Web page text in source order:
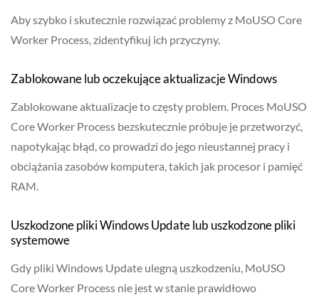
Aby szybko i skutecznie rozwiązać problemy z MoUSO Core
Worker Process, zidentyfikuj ich przyczyny.
Zablokowane lub oczekujące aktualizacje Windows
Zablokowane aktualizacje to częsty problem. Proces MoUSO
Core Worker Process bezskutecznie próbuje je przetworzyć,
napotykając błąd, co prowadzi do jego nieustannej pracy i
obciążania zasobów komputera, takich jak procesor i pamięć
RAM.
Uszkodzone pliki Windows Update lub uszkodzone pliki
systemowe
Gdy pliki Windows Update ulegną uszkodzeniu, MoUSO
Core Worker Process nie jest w stanie prawidłowo